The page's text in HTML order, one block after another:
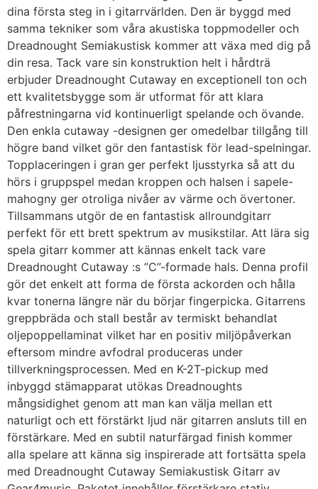
dina första steg in i gitarrvärlden. Den är byggd med
samma tekniker som våra akustiska toppmodeller och
Dreadnought Semiakustisk kommer att växa med dig på
din resa. Tack vare sin konstruktion helt i hårdträ
erbjuder Dreadnought Cutaway en exceptionell ton och
ett kvalitetsbygge som är utformat för att klara
påfrestningarna vid kontinuerligt spelande och övande.
Den enkla cutaway -designen ger omedelbar tillgång till
högre band vilket gör den fantastisk för lead-spelningar.
Topplaceringen i gran ger perfekt ljusstyrka så att du
hörs i gruppspel medan kroppen och halsen i sapele-
mahogny ger otroliga nivåer av värme och övertoner.
Tillsammans utgör de en fantastisk allroundgitarr
perfekt för ett brett spektrum av musikstilar. Att lära sig
spela gitarr kommer att kännas enkelt tack vare
Dreadnought Cutaway :s ”C”-formade hals. Denna profil
gör det enkelt att forma de första ackorden och hålla
kvar tonerna längre när du börjar fingerpicka. Gitarrens
greppbräda och stall består av termiskt behandlat
oljepoppellaminat vilket har en positiv miljöpåverkan
eftersom mindre avfodral produceras under
tillverkningsprocessen. Med en K-2T-pickup med
inbyggd stämapparat utökas Dreadnoughts
mångsidighet genom att man kan välja mellan ett
naturligt och ett förstärkt ljud när gitarren ansluts till en
förstärkare. Med en subtil naturfärgad finish kommer
alla spelare att känna sig inspirerade att fortsätta spela
med Dreadnought Cutaway Semiakustisk Gitarr av